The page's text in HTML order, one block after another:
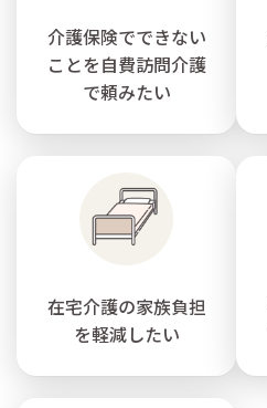
介護保険でできない
ことを自費訪問介護
で頼みたい
在宅介護の家族負担
を軽減したい